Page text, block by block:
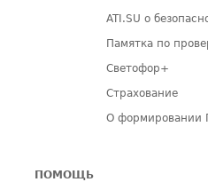
ATI.SU о
Памятка по
Светофор+
Страхование
О формировании
ПОМОЩЬ